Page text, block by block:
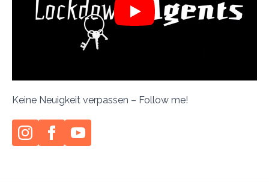
Play
Keine Neuigkeit verpassen – Follow me!